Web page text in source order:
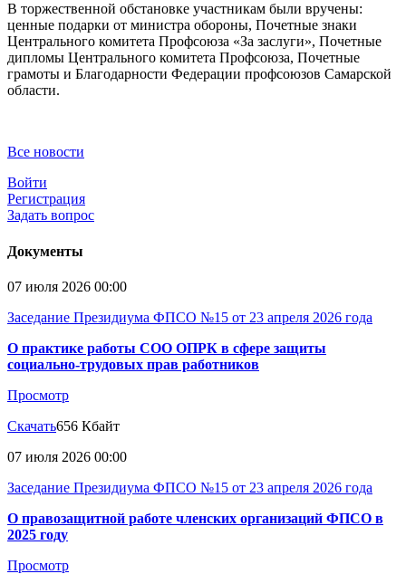
В торжественной обстановке участникам были вручены:
ценные подарки от министра обороны, Почетные знаки
Центрального комитета Профсоюза «За заслуги», Почетные
дипломы Центрального комитета Профсоюза, Почетные
грамоты и Благодарности Федерации профсоюзов Самарской
области.
Все новости
Войти
Регистрация
Задать вопрос
Документы
07 июля 2026 00:00
Заседание Президиума ФПСО №15 от 23 апреля 2026 года
О практике работы СОО ОПРК в сфере защиты
социально-трудовых прав работников
Просмотр
Скачать656 Кбайт
07 июля 2026 00:00
Заседание Президиума ФПСО №15 от 23 апреля 2026 года
О правозащитной работе членских организаций ФПСО в
2025 году
Просмотр